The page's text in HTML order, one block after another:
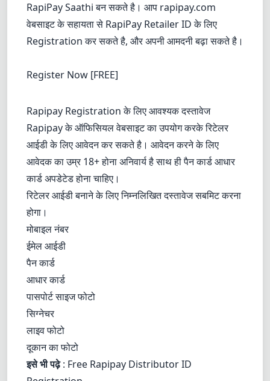
RapiPay Saathi बन सकते है। आप rapipay.com
वेबसाइट के सहायता से RapiPay Retailer IDके लिए
Registration कर सकते है, और अपनी आमदनी बढ़ा सकते है।
Register Now [FREE]
Rapipay Registration के लिए आवश्यक दस्तावेज
Rapipay के ऑफिसियल वेबसाइट का उपयोग करके रिटेलर
आईडी के लिए आवेदन कर सकते है। आवेदन करने के लिए
आवेदक का उम्र 18+ होना अनिवार्य है साथ ही पैन कार्ड आधार
कार्ड अपडेटेड होना चाहिए।
रिटेलर आईडी बनाने के लिए निम्नलिखित दस्तावेज सबमिट करना
होगा।
मोबाइल नंबर
ईमेल आईडी
पैन कार्ड
आधार कार्ड
पासपोर्ट साइज फोटो
सिग्नेचर
लाइव फोटो
दूकान का फोटो
इसे भी पढ़े: Free Rapipay Distributor ID